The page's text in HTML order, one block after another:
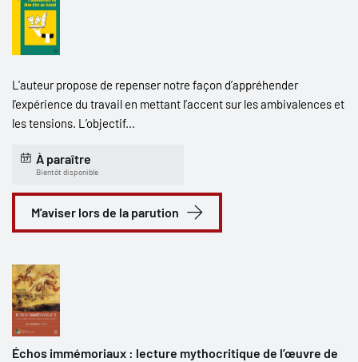
L'auteur propose de repenser notre façon d’appréhender
l’expérience du travail en mettant l’accent sur les ambivalences et
les tensions. L’objectif...
À paraître
Bientôt disponible
M'aviser lors de la parution
Échos immémoriaux : lecture mythocritique de l’œuvre de